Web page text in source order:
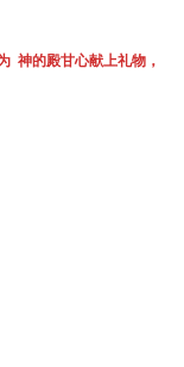
神的殿甘心献上礼物，